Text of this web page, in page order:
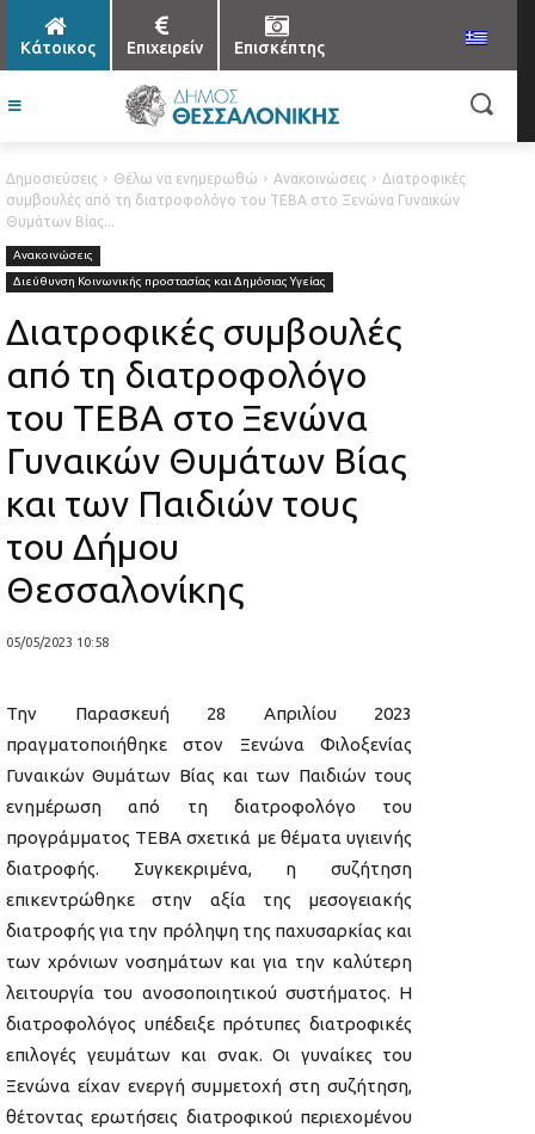
Κάτοικος Επιχειρείν Επισκέπτης
Δημοσιεύσεις Θέλω να ενημερωθώ Ανακοινώσεις
Διατροφικές
συμβουλές από τη διατροφολόγο του ΤΕΒΑ στο Ξενώνα Γυναικών
Θυμάτων Βίας...
Ανακοινώσεις
Διεύθυνση Κοινωνικής προστασίας και Δημόσιας Υγείας
Διατροφικές συμβουλές
από τη διατροφολόγο
του ΤΕΒΑ στο Ξενώνα
Γυναικών Θυμάτων Βίας
και των Παιδιών τους
του Δήμου
Θεσσαλονίκης
05/05/2023 10:58
Την Παρασκευή 28 Απριλίου 2023
πραγματοποιήθηκε στον Ξενώνα Φιλοξενίας
Γυναικών Θυμάτων Βίας και των Παιδιών τους
ενημέρωση από τη διατροφολόγο του
προγράμματος ΤΕΒΑ σχετικά με θέματα υγιεινής
διατροφής. Συγκεκριμένα, η συζήτηση
επικεντρώθηκε στην αξία της μεσογειακής
διατροφής για την πρόληψη της παχυσαρκίας και
των χρόνιων νοσημάτων και για την καλύτερη
λειτουργία του ανοσοποιητικού συστήματος. Η
διατροφολόγος υπέδειξε πρότυπες διατροφικές
επιλογές γευμάτων και σνακ. Οι γυναίκες του
Ξενώνα είχαν ενεργή συμμετοχή στη συζήτηση,
θέτοντας ερωτήσεις διατροφικού περιεχομένου